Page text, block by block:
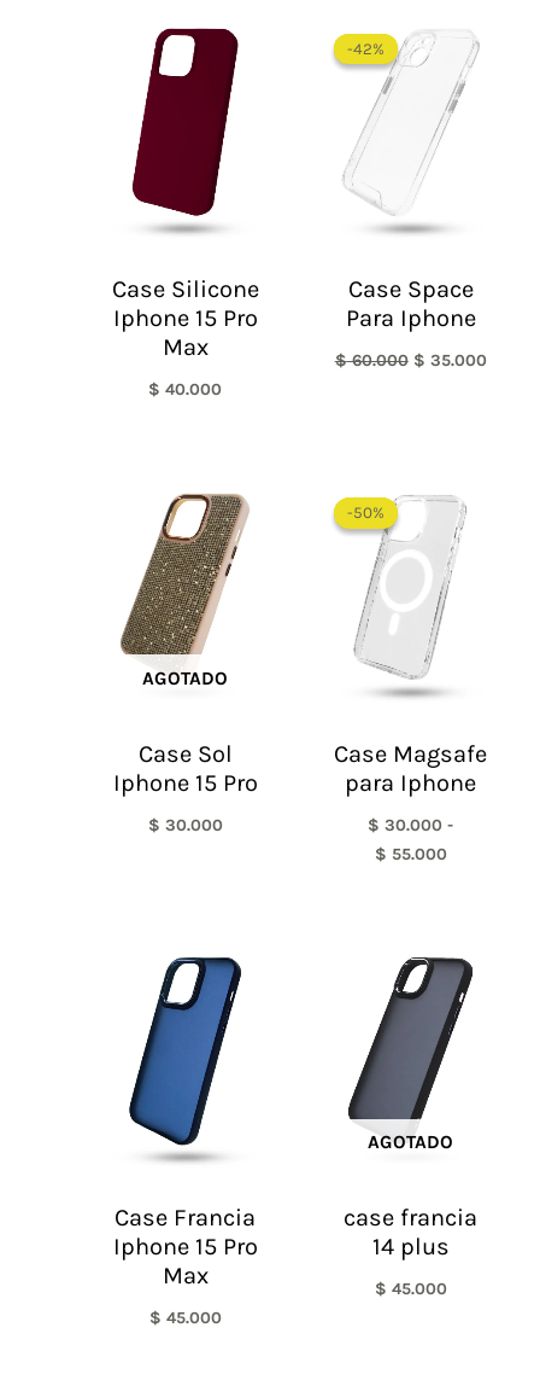
Case Silicone
Iphone 15 Pro
Max
$ 40.000
-42%
-42%
Case Space
Para Iphone
$60.000
precio
original
$ 60.000.
$ 35.000
AGOTADO
Case Sol
Iphone 15 Pro
$ 30.000
-50%
-50%
Case Magsafe
para Iphone
$ 30.000 -
$ 55.000
de
precios:
desde
$ 30.000
hasta
Case Francia
Iphone 15 Pro
Max
$ 45.000
AGOTADO
case francia
14 plus
$ 45.000